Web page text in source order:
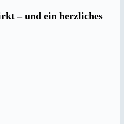
– und ein herzliches